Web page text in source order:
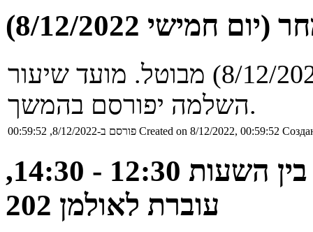
חמישי 8/12/2022)
תרגול מחר של נועם (יום ה' 8/12/2022) מבוטל. מועד שיעור
השלמה יפורסם בהמשך.
פורסם ב-8/12/2022, 00:59:52 Created on 8/12/2022, 00:59:52
קבוצת תרגול של שון, ימי ב' בין השעות 12:30 - 14:30,
עוברת לאולמן 202